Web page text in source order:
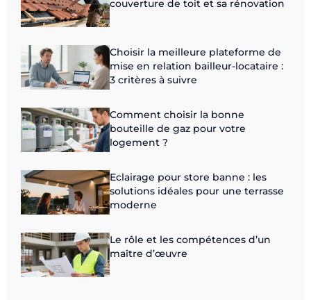
couverture de toit et sa rénovation
Choisir la meilleure plateforme de
mise en relation bailleur-locataire :
3 critères à suivre
Comment choisir la bonne
bouteille de gaz pour votre
logement ?
Eclairage pour store banne : les
solutions idéales pour une terrasse
moderne
Le rôle et les compétences d’un
maître d’œuvre